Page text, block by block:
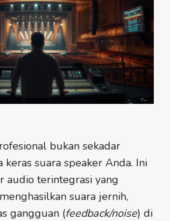
bukan sekadar
keras suara speaker Anda. Ini
audio terintegrasi yang
suara jernih,
gangguan (feedback/noise) di